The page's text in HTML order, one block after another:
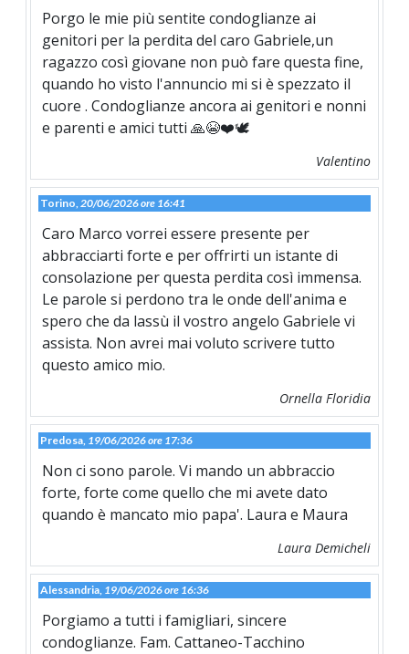
Porgo le mie più sentite condoglianze ai
genitori per la perdita del caro Gabriele,un
ragazzo così giovane non può fare questa fine,
quando ho visto l'annuncio mi si è spezzato il
cuore . Condoglianze ancora ai genitori e nonni
e parenti e amici tutti 🙏😭❤️🕊️
Valentino
Torino,20/06/2026 ore 16:41
Caro Marco vorrei essere presente per
abbracciarti forte e per offrirti un istante di
consolazione per questa perdita così immensa.
Le parole si perdono tra le onde dell'anima e
spero che da lassù il vostro angelo Gabriele vi
assista. Non avrei mai voluto scrivere tutto
questo amico mio.
Ornella Floridia
Predosa, 19/06/2026 ore 17:36
Non ci sono parole. Vi mando un abbraccio
forte, forte come quello che mi avete dato
quando è mancato mio papa'. Laura e Maura
Laura Demicheli
Alessandria, 19/06/2026 ore 16:36
Porgiamo a tutti i famigliari, sincere
condoglianze. Fam. Cattaneo-Tacchino